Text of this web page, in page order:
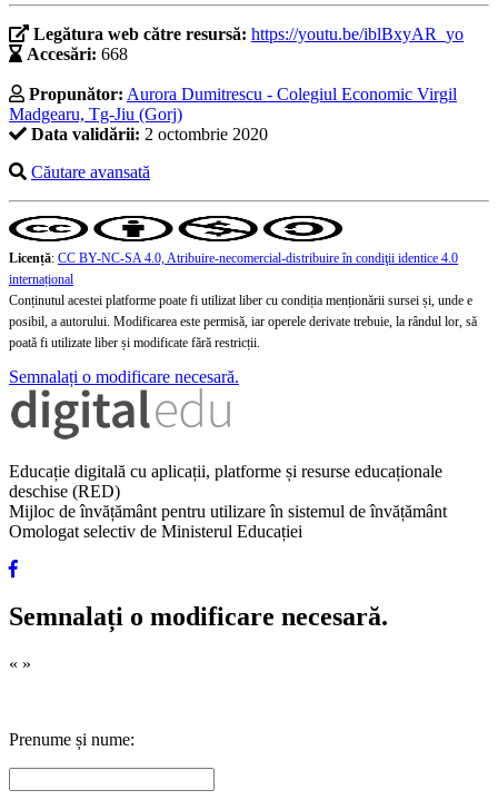
Legătura web către resursă: https://youtu.be/iblBxyAR_yo
Accesări: 668
Propunător: Aurora Dumitrescu - Colegiul Economic Virgil
Madgearu, Tg-Jiu (Gorj)
Data validării: 2 octombrie 2020
Căutare avansată
Licență: CC BY-NC-SA 4.0, Atribuire-necomercial-distribuire în condiţii identice 4.0
internațional
Conținutul acestei platforme poate fi utilizat liber cu condiția menționării sursei și, unde e
posibil, a autorului. Modificarea este permisă, iar operele derivate trebuie, la rândul lor, să
poată fi utilizate liber și modificate fără restricții.
Semnalați o modificare necesară.
Educație digitală cu aplicații, platforme și resurse educaționale
deschise (RED)
Mijloc de învățământ pentru utilizare în sistemul de învățământ
Omologat selectiv de Ministerul Educației
Semnalați o modificare necesară.
« »
Prenume și nume: